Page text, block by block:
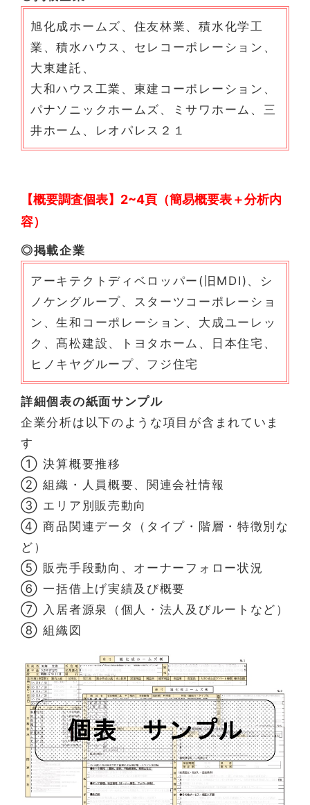
旭化成ホームズ、住友林業、積水化学工
業、積水ハウス、セレコーポレーション、
大東建託、
大和ハウス工業、東建コーポレーション、
パナソニックホームズ、ミサワホーム、三
井ホーム、レオパレス２１
【概要調査個表】2~4頁（簡易概要表＋分析内
容）
◎掲載企業
アーキテクトディベロッパー(旧MDI)、シ
ノケングループ、スターツコーポレーショ
ン、生和コーポレーション、大成ユーレッ
ク、髙松建設、トヨタホーム、日本住宅、
ヒノキヤグループ、フジ住宅
詳細個表の紙面サンプル
企業分析は以下のような項目が含まれていま
す
① 決算概要推移
② 組織・人員概要、関連会社情報
③ エリア別販売動向
④ 商品関連データ（タイプ・階層・特徴別な
ど）
⑤ 販売手段動向、オーナーフォロー状況
⑥ 一括借上げ実績及び概要
⑦ 入居者源泉（個人・法人及びルートなど）
⑧ 組織図